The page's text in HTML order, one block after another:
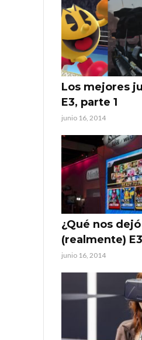
Los mejores
E3, parte 1
junio 16, 2014
¿Qué nos dejó
(realmente)
junio 16, 2014